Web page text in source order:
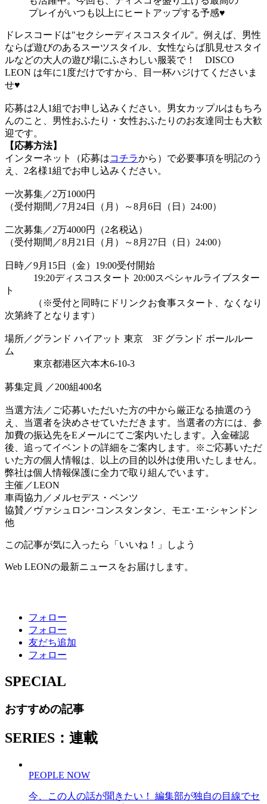
プレイがいつも以上にヒートアップする予感♥
ドレスコードは"セクシーディスコスタイル"。例えば、男性
ならば遊びのあるスーツスタイル、女性ならば肌見せスタイ
ルなどの大人の遊び場にふさわしい服装で！ DISCO
LEON は年に1度だけですから、目一杯ハジけてくださいま
せ♥
応募は2人1組でお申し込みください。男女カップルはもちろ
んのこと、男性おふたり・女性おふたりのお友達同士も大歓
迎です。
【応募方法】
インターネット（応募はコチラから）で必要事項を明記のう
え、2名様1組でお申し込みください。
一次募集／2万1000円
（受付期間／7月24日（月）～8月6日（日）24:00）
二次募集／2万4000円（2名税込）
（受付期間／8月21日（月）～8月27日（日）24:00）
日時／9月15日（金）19:00受付開始
19:20ディスコスタート 20:00スペシャルライブスター
ト
（※受付と同時にドリンクお食事スタート、なくなり
次第終了となります）
場所／グランド ハイアット 東京 3F グランド ボールルー
ム
東京都港区六本木6-10-3
募集定員 ／200組400名
当選方法／ご応募いただいた方の中から厳正なる抽選のう
え、当選者を決めさせていただきます。当選者の方には、参
加費の振込先をEメールにてご案内いたします。入金確認
後、追ってイベントの詳細をご案内します。※ご応募いただ
いた方の個人情報は、以上の目的以外は使用いたしません。
弊社は個人情報保護に全力で取り組んでいます。
主催／LEON
車両協力／メルセデス・ベンツ
協賛／ヴァシュロン･コンスタンタン、モエ･エ･シャンドン
他
この記事が気に入ったら「いいね！」しよう
Web LEONの最新ニュースをお届けします。
フォロー
フォロー
友だち追加
フォロー
SPECIAL
おすすめの記事
SERIES：連載
PEOPLE NOW
今、この人の話が聞きたい！ 編集部が独自の目線でセ